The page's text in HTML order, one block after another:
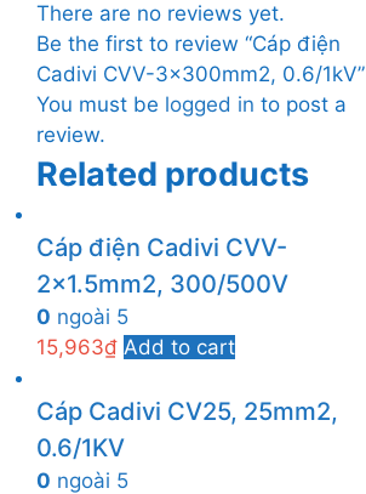
There are no reviews yet.
Be the first to review “Cáp điện
Cadivi CVV-3x300mm2, 0.6/1kV”
You must be logged in to post a
review.
Related products
Cáp điện Cadivi CVV-
2×1.5mm2, 300/500V
0 ngoài 5
15,963₫ Add to cart
Cáp Cadivi CV25, 25mm2,
0.6/1KV
0 ngoài 5